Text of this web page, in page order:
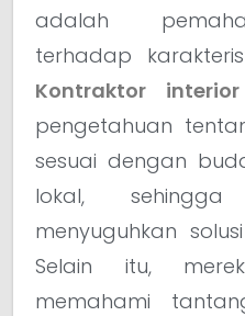
adalah
terhadap
Kontraktor
pengetahuan
sesuai dengan
lokal,
menyuguhkan
Selain itu,
memahami